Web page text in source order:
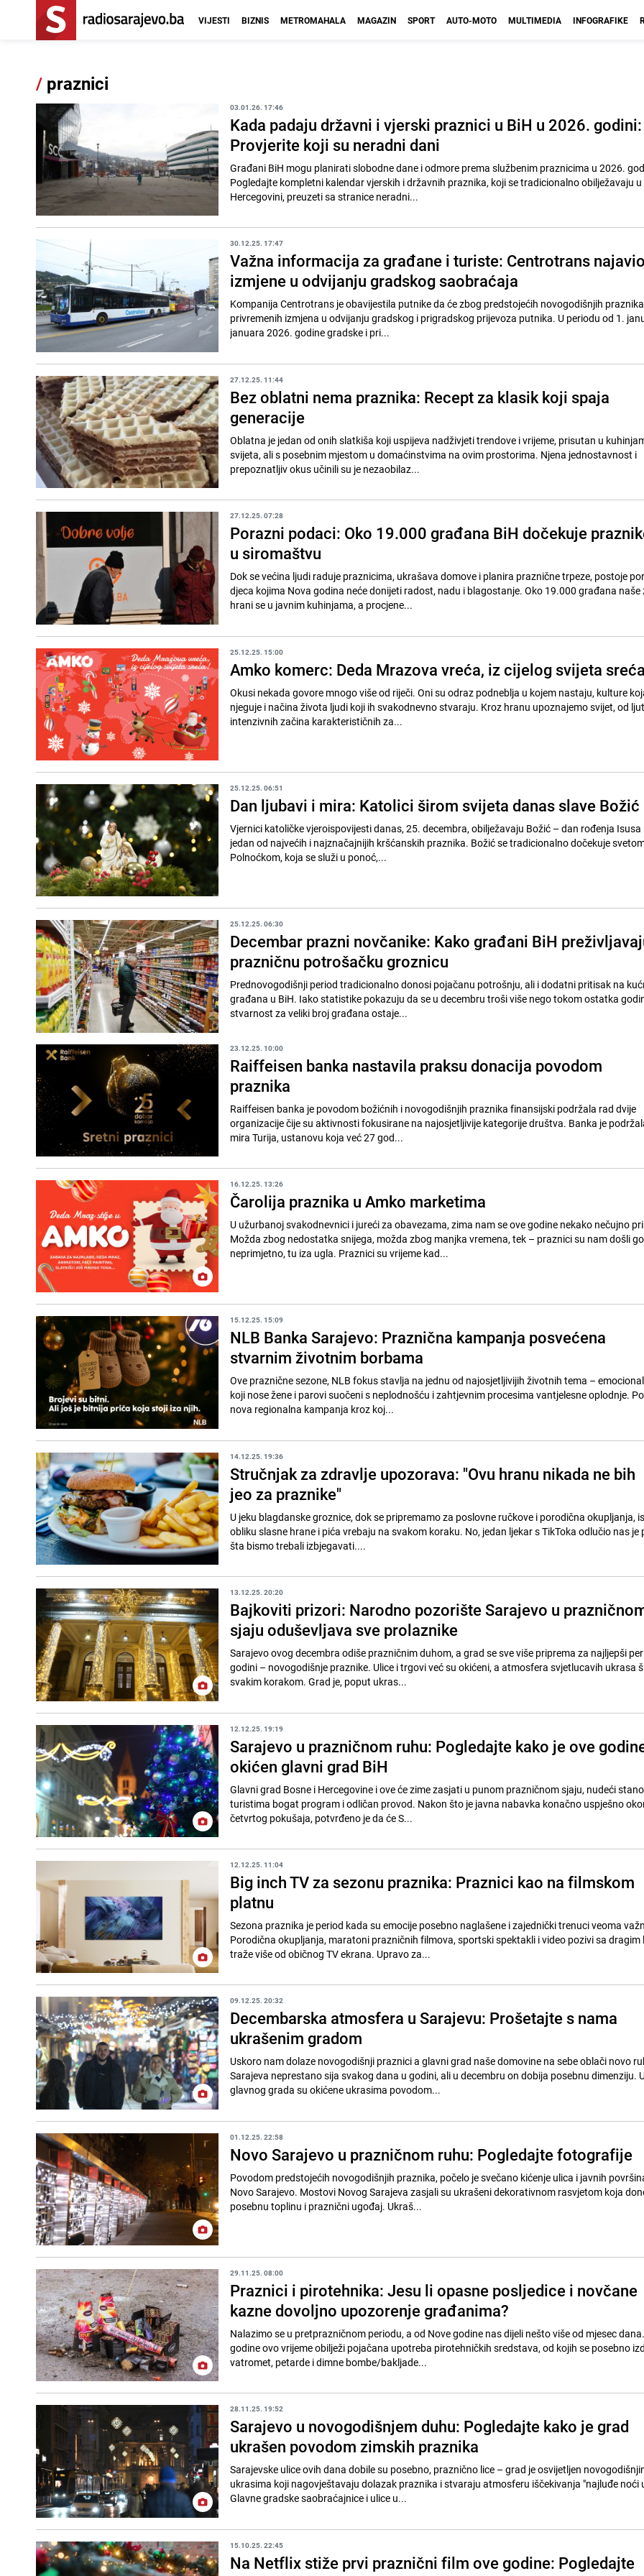
VIJESTI BIZNIS METROMAHALA MAGAZIN SPORT AUTO-MOTO MULTIMEDIA INFOGRAFIKE
/ praznici
03.01.26. 17:46
Kada padaju državni i vjerski praznici u BiH u 2026. godini:
Provjerite koji su neradni dani
Građani BiH mogu planirati slobodne dane i odmore prema službenim praznicima u 2026.
Pogledajte kompletni kalendar vjerskih i državnih praznika, koji se tradicionalno obilježavaju u
Hercegovini, preuzeti sa stranice neradni...
30.12.25. 17:47
Važna informacija za građane i turiste: Centrotrans najavio
izmjene u odvijanju gradskog saobraćaja
Kompanija Centrotrans je obavijestila putnike da će zbog predstojećih novogodišnjih
privremenih izmjena u odvijanju gradskog i prigradskog prijevoza putnika. U periodu od 1.
januara 2026. godine gradske i pri...
27.12.25. 11:44
Bez oblatni nema praznika: Recept za klasik koji spaja
generacije
Oblatna je jedan od onih slatkiša koji uspijeva nadživjeti trendove i vrijeme, prisutan u
svijeta, ali s posebnim mjestom u domaćinstvima na ovim prostorima. Njena jednostavnost i
prepoznatljiv okus učinili su je nezaobilaz...
27.12.25. 07:28
Porazni podaci: Oko 19.000 građana BiH dočekuje
u siromaštvu
Dok se većina ljudi raduje praznicima, ukrašava domove i planira praznične trpeze, postoje
djeca kojima Nova godina neće donijeti radost, nadu i blagostanje. Oko 19.000 građana naše
hrani se u javnim kuhinjama, a procjene...
25.12.25. 15:00
Amko komerc: Deda Mrazova vreća, iz cijelog svijeta sreća
Okusi nekada govore mnogo više od riječi. Oni su odraz podneblja u kojem nastaju, kulture
njeguje i načina života ljudi koji ih svakodnevno stvaraju. Kroz hranu upoznajemo svijet, od
intenzivnih začina karakterističnih za...
25.12.25. 06:51
Dan ljubavi i mira: Katolici širom svijeta danas slave Božić
Vjernici katoličke vjeroispovijesti danas, 25. decembra, obilježavaju Božić – dan rođenja Isusa
jedan od najvećih i najznačajnijih kršćanskih praznika. Božić se tradicionalno dočekuje
Polnoćkom, koja se služi u ponoć,...
25.12.25. 06:30
Decembar prazni novčanike: Kako građani BiH
prazničnu potrošačku groznicu
Prednovogodišnji period tradicionalno donosi pojačanu potrošnju, ali i dodatni pritisak na
građana u BiH. Iako statistike pokazuju da se u decembru troši više nego tokom ostatka
stvarnost za veliki broj građana ostaje...
23.12.25. 10:00
Raiffeisen banka nastavila praksu donacija povodom
praznika
Raiffeisen banka je povodom božićnih i novogodišnjih praznika finansijski podržala rad dvije
organizacije čije su aktivnosti fokusirane na najosjetljivije kategorije društva. Banka je
mira Turija, ustanovu koja već 27 god...
16.12.25. 13:26
Čarolija praznika u Amko marketima
U užurbanoj svakodnevnici i jureći za obavezama, zima nam se ove godine nekako nečujno
Možda zbog nedostatka snijega, možda zbog manjka vremena, tek – praznici su nam došli
neprimjetno, tu iza ugla. Praznici su vrijeme kad...
15.12.25. 15:09
NLB Banka Sarajevo: Praznična kampanja posvećena
stvarnim životnim borbama
Ove praznične sezone, NLB fokus stavlja na jednu od najosjetljivijih životnih tema –
koji nose žene i parovi suočeni s neplodnošću i zahtjevnim procesima vantjelesne oplodnje.
nova regionalna kampanja kroz koj...
14.12.25. 19:36
Stručnjak za zdravlje upozorava: "Ovu hranu nikada ne bih
jeo za praznike"
U jeku blagdanske groznice, dok se pripremamo za poslovne ručkove i porodična okupljanja,
obliku slasne hrane i pića vrebaju na svakom koraku. No, jedan ljekar s TikToka odlučio nas je
šta bismo trebali izbjegavati....
13.12.25. 20:20
Bajkoviti prizori: Narodno pozorište Sarajevo u
sjaju oduševljava sve prolaznike
Sarajevo ovog decembra odiše prazničnim duhom, a grad se sve više priprema za najljepši
godini – novogodišnje praznike. Ulice i trgovi već su okićeni, a atmosfera svjetlucavih ukrasa
svakim korakom. Grad je, poput ukras...
12.12.25. 19:19
Sarajevo u prazničnom ruhu: Pogledajte kako je ove
okićen glavni grad BiH
Glavni grad Bosne i Hercegovine i ove će zime zasjati u punom prazničnom sjaju, nudeći
turistima bogat program i odličan provod. Nakon što je javna nabavka konačno uspješno
četvrtog pokušaja, potvrđeno je da će S...
12.12.25. 11:04
Big inch TV za sezonu praznika: Praznici kao na filmskom
platnu
Sezona praznika je period kada su emocije posebno naglašene i zajednički trenuci veoma
Porodična okupljanja, maratoni prazničnih filmova, sportski spektakli i video pozivi sa dragim
traže više od običnog TV ekrana. Upravo za...
09.12.25. 20:32
Decembarska atmosfera u Sarajevu: Prošetajte s nama
ukrašenim gradom
Uskoro nam dolaze novogodišnji praznici a glavni grad naše domovine na sebe oblači novo
Sarajeva neprestano sija svakog dana u godini, ali u decembru on dobija posebnu dimenziju.
glavnog grada su okićene ukrasima povodom...
01.12.25. 22:58
Novo Sarajevo u prazničnom ruhu: Pogledajte fotografije
Povodom predstojećih novogodišnjih praznika, počelo je svečano kićenje ulica i javnih
Novo Sarajevo. Mostovi Novog Sarajeva zasjali su ukrašeni dekorativnom rasvjetom koja
posebnu toplinu i praznični ugođaj. Ukraš...
29.11.25. 08:00
Praznici i pirotehnika: Jesu li opasne posljedice i novčane
kazne dovoljno upozorenje građanima?
Nalazimo se u pretprazničnom periodu, a od Nove godine nas dijeli nešto više od mjesec
godine ovo vrijeme obilježi pojačana upotreba pirotehničkih sredstava, od kojih se posebno
vatromet, petarde i dimne bombe/bakljade...
28.11.25. 19:52
Sarajevo u novogodišnjem duhu: Pogledajte kako je grad
ukrašen povodom zimskih praznika
Sarajevske ulice ovih dana dobile su posebno, praznično lice – grad je osvijetljen
ukrasima koji nagovještavaju dolazak praznika i stvaraju atmosferu iščekivanja "najluđe noći
Glavne gradske saobraćajnice i ulice u...
15.10.25. 22:45
Na Netflix stiže prvi praznični film ove godine: Pogledajte